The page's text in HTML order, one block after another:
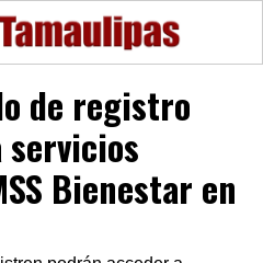
de registro
servicios
Bienestar en